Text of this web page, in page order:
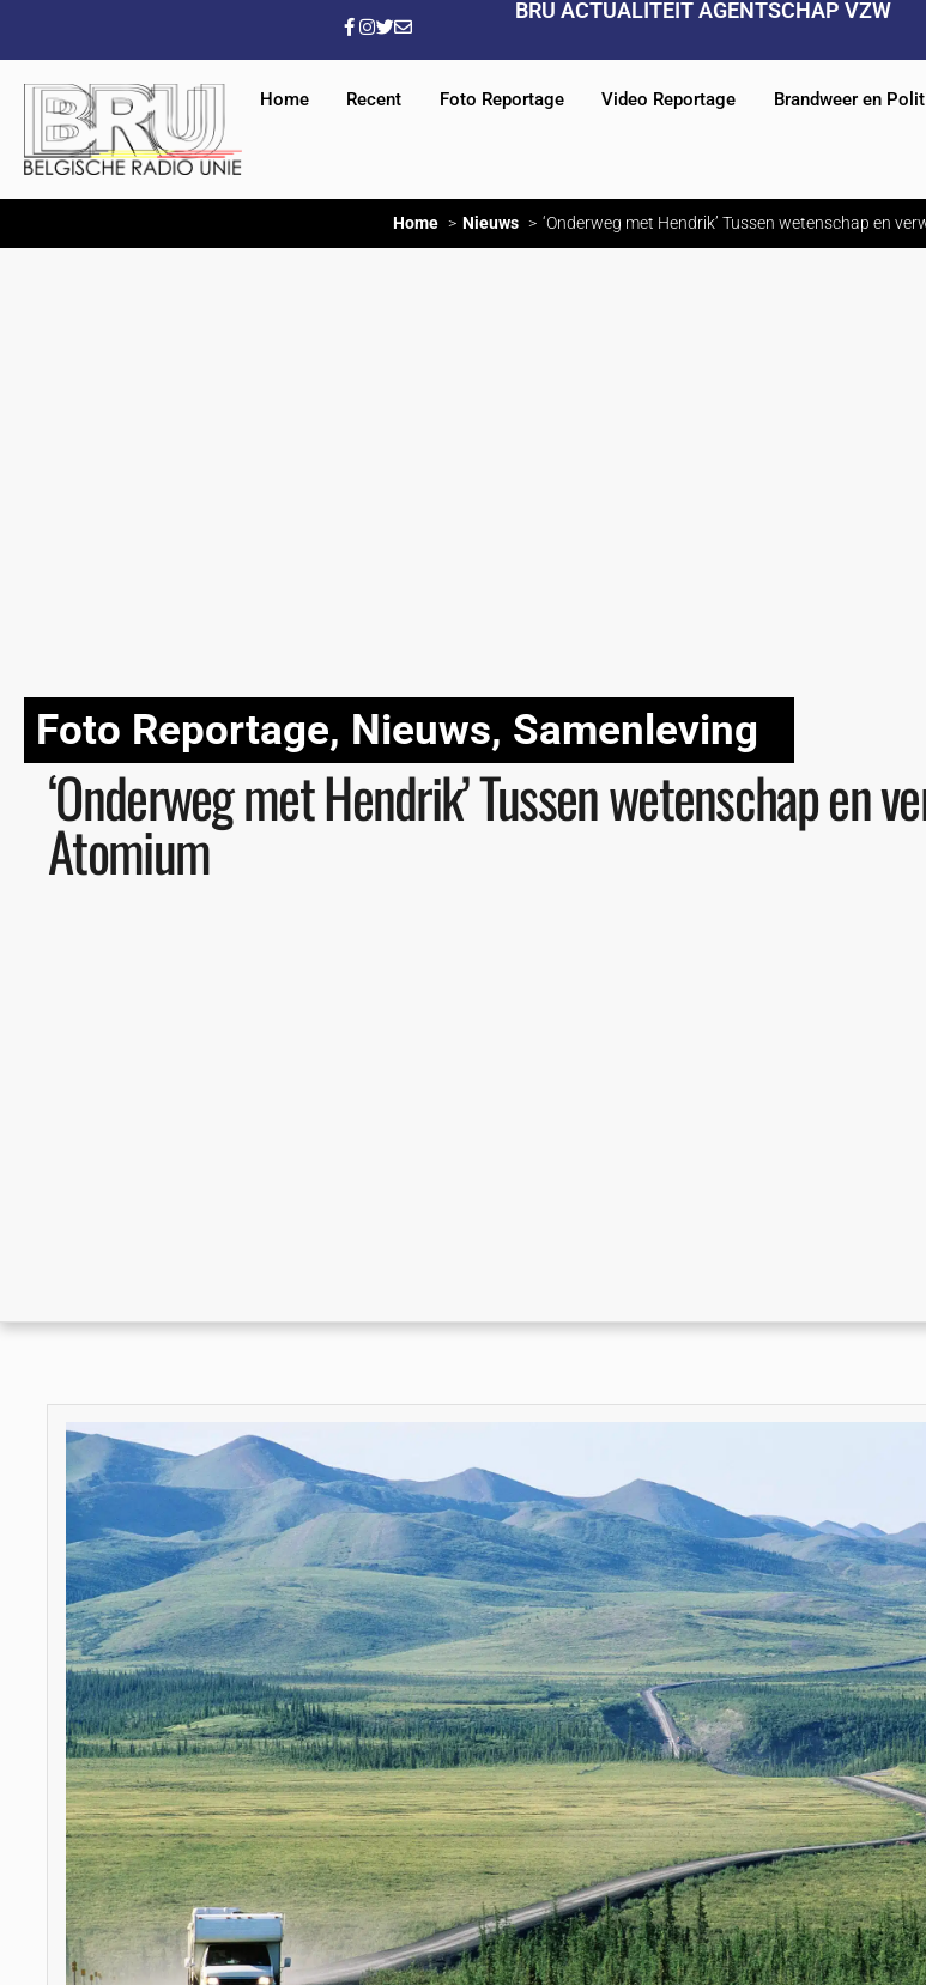
BRU ACTUALITEIT AGENTSCHAP VZW
Home Recent Foto Reportage Video Reportage Brandweer en
Home Nieuws ‘Onderweg met Hendrik’ Tussen wetenschap en
Foto Reportage, Nieuws, Samenleving
‘Onderweg met Hendrik’ Tussen wetenschap en
Atomium